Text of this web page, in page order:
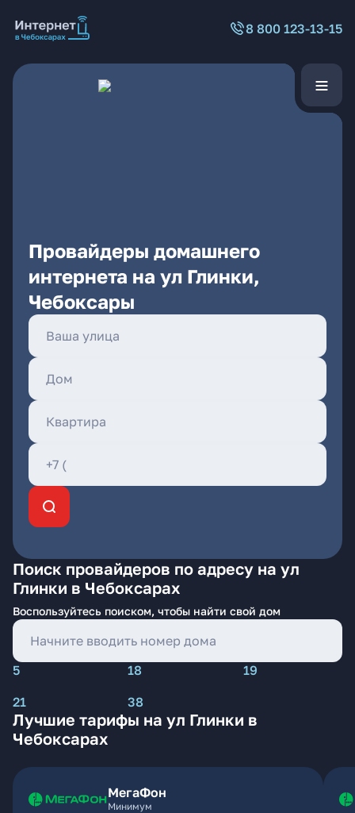
8 800 123-13-15
Провайдеры домашнего
интернета на ул Глинки,
Чебоксары
Поиск провайдеров по адресу на ул
Глинки в Чебоксарах
Воспользуйтесь поиском, чтобы найти свой дом
5 18
19
21
38
Лучшие тарифы на ул Глинки в
Чебоксарах
МегаФон
Минимум